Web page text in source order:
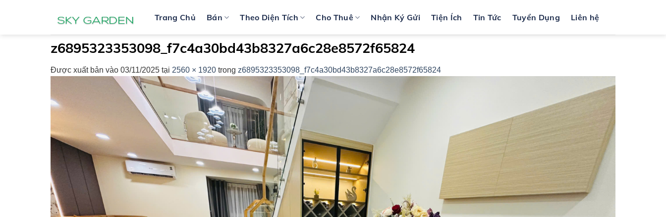
Trang Chủ Bán Theo Diện Tích Cho Thuê Nhận Ký Gửi Tiện Ích Tin Tức Tuyển Dụng Liên hệ
z6895323353098_f7c4a30bd43b8327a6c28e8572f65824
Được xuất bản vào 03/11/2025 tại 2560 × 1920 trong z6895323353098_f7c4a30bd43b8327a6c28e8572f65824